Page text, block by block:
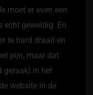
moet er even een
echt geweldig. En
te hard draait en
pijn, maar dat
geraakt in het
website in de